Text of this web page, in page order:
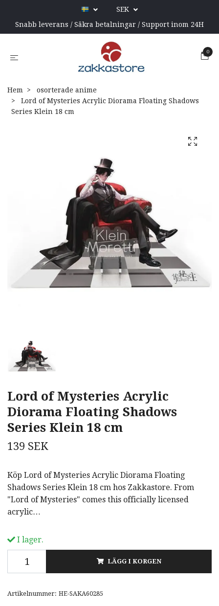
SEK
Snabb leverans / Säkra betalningar / Support inom 24H
0
Hem
osorterade anime
Lord of Mysteries Acrylic Diorama Floating Shadows
Series Klein 18 cm
Lord of Mysteries Acrylic
Diorama Floating Shadows
Series Klein 18 cm
139 SEK
Köp Lord of Mysteries Acrylic Diorama Floating
Shadows Series Klein 18 cm hos Zakkastore. From
"Lord of Mysteries" comes this officially licensed
acrylic…
I lager.
LÄGG I KORGEN
Artikelnummer: HE-SAKA60285